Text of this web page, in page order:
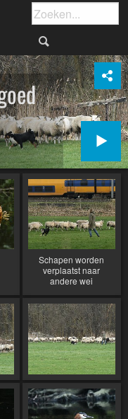
Schapen worden
verplaatst naar
andere wei